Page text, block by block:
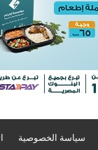
سياسة الخصوصية